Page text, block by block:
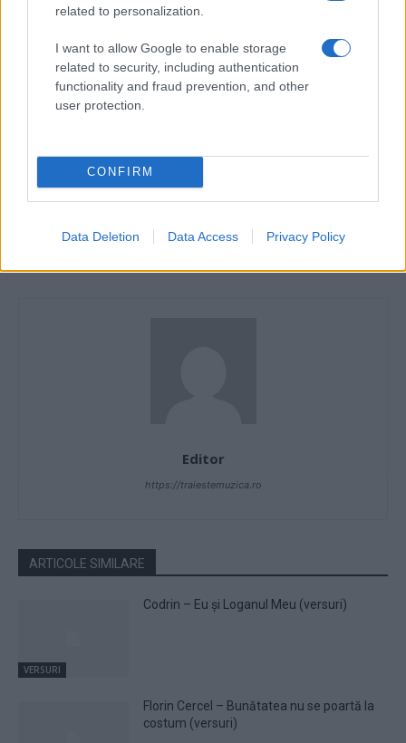
related to personalization.
I want to allow Google to enable storage
related to security, including authentication
functionality and fraud prevention, and other
user protection.
CONFIRM
Data Deletion Data Access Privacy Policy
Magnat & Feoctist - Auzeam Gheorghe
Magnat & Feoctist - Auzeam Gheorghe versuri
Articol anterior
Cristian Porcari x JUNO –
cei care își doresc să ajungă
la festival
Editor
https://traiestemuzica.ro
ARTICOLE SIMILARE
VERSURI
Codrin – Eu și Loganul Meu (versuri)
Florin Cercel – Bunătatea nu se poartă la
costum (versuri)